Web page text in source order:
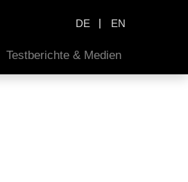
DE | EN
Testberichte & Medien